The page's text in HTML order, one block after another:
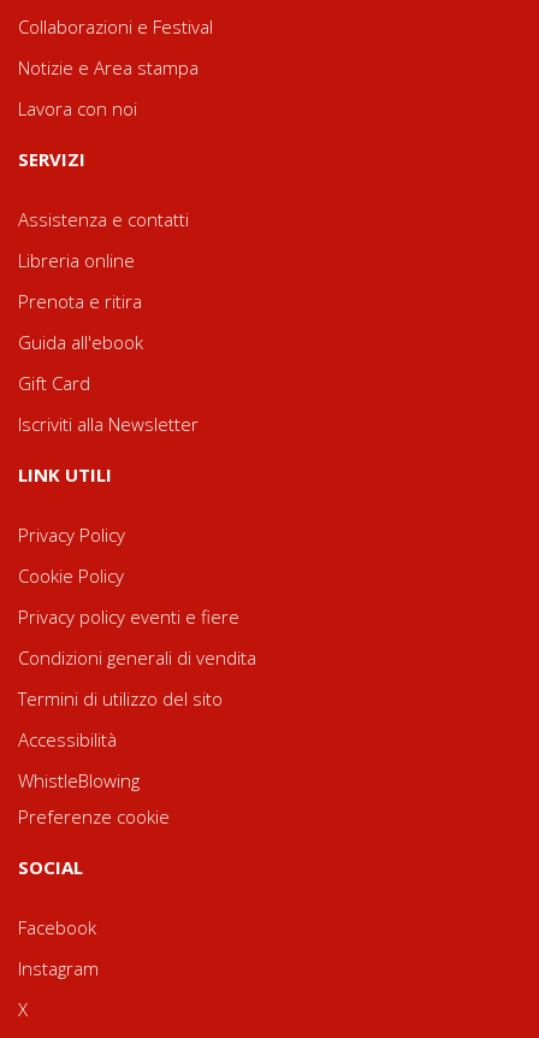
Collaborazioni e Festival
Notizie e Area stampa
Lavora con noi
SERVIZI
Assistenza e contatti
Libreria online
Prenota e ritira
Guida all'ebook
Gift Card
Iscriviti alla Newsletter
LINK UTILI
Privacy Policy
Cookie Policy
Privacy policy eventi e fiere
Condizioni generali di vendita
Termini di utilizzo del sito
Accessibilità
WhistleBlowing
Preferenze cookie
SOCIAL
Facebook
Instagram
X